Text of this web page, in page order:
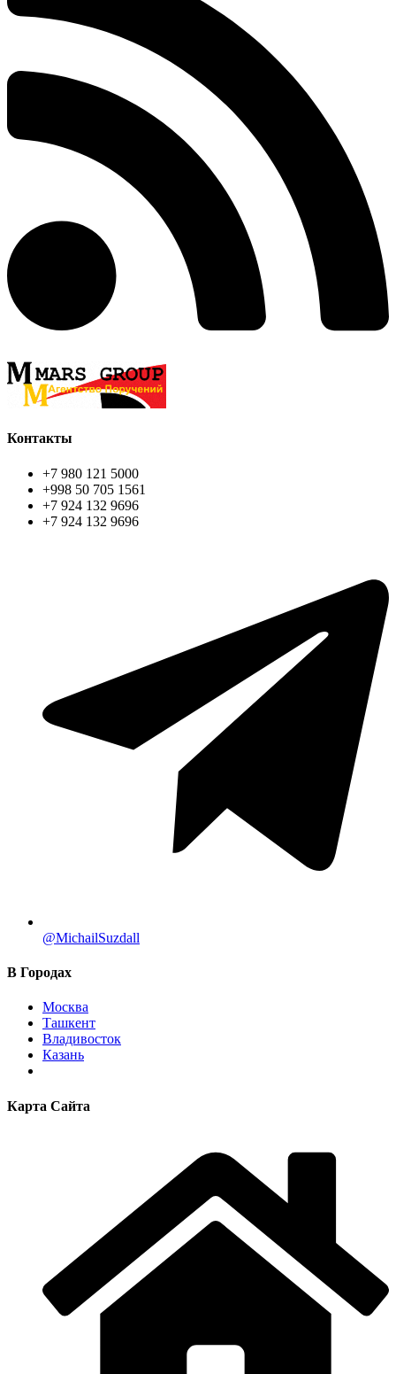
Контакты
+7 980 121 5000
+998 50 705 1561
+7 924 132 9696
+7 924 132 9696
@MichailSuzdall
В Городах
Москва
Ташкент
Владивосток
Казань
Карта Сайта